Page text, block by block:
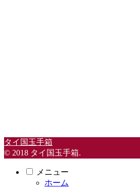
タイ国玉手箱
© 2018 タイ国玉手箱.
メニュー
ホーム